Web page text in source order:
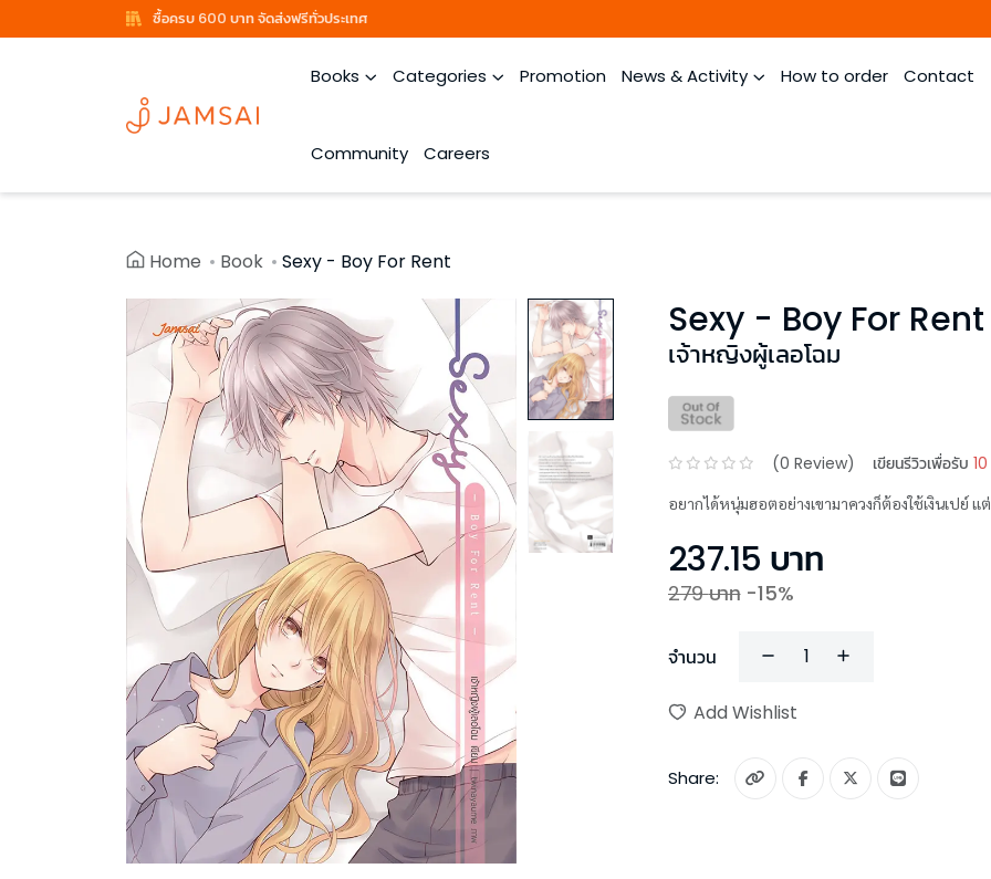
ซื้อครบ 600 บาท จัดส่งฟรีทั่วประเทศ
Books Categories Promotion News & Activity How to order Contact
Community Careers
Home Book Sexy - Boy For Rent
Sexy - Boy For Rent
เจ้าหญิงผู้เลอโฉม
(0 Review) เขียนรีวิวเพื่อรับ
อยากได้หนุ่มฮอตอย่างเขามาควงก็ต้องใช้เงินเปย์
237.15 บาท
279บาท -15%
จำนวน
Add Wishlist
Share: